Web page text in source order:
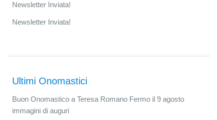
Newsletter Inviata!
Newsletter Inviata!
Ultimi Onomastici
Buon Onomastico a Teresa Romano Fermo il 9 agosto
immagini di auguri